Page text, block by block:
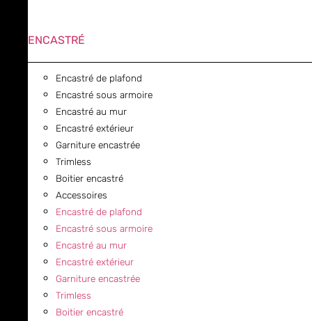
ENCASTRÉ
Encastré de plafond
Encastré sous armoire
Encastré au mur
Encastré extérieur
Garniture encastrée
Trimless
Boitier encastré
Accessoires
Encastré de plafond
Encastré sous armoire
Encastré au mur
Encastré extérieur
Garniture encastrée
Trimless
Boitier encastré